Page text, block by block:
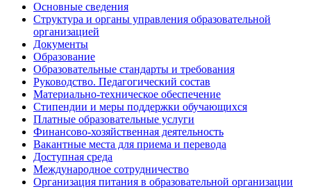
Основные сведения
Структура и органы управления образовательной
организацией
Документы
Образование
Образовательные стандарты и требования
Руководство. Педагогический состав
Материально-техническое обеспечение
Стипендии и меры поддержки обучающихся
Платные образовательные услуги
Финансово-хозяйственная деятельность
Вакантные места для приема и перевода
Доступная среда
Международное сотрудничество
Организация питания в образовательной организации